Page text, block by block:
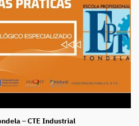
– CTE Industrial